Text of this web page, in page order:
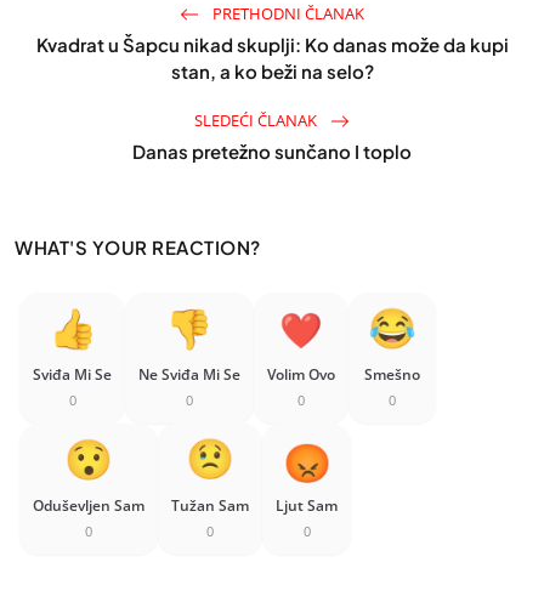
PRETHODNI ČLANAK
Kvadrat u Šapcu nikad skuplji: Ko danas može da kupi
stan, a ko beži na selo?
SLEDEĆI ČLANAK
Danas pretežno sunčano I toplo
WHAT'S YOUR REACTION?
Sviđa Mi Se
0
Ne Sviđa Mi Se
0
Volim Ovo
0
Smešno
0
Oduševljen Sam
0
Tužan Sam
0
Ljut Sam
0